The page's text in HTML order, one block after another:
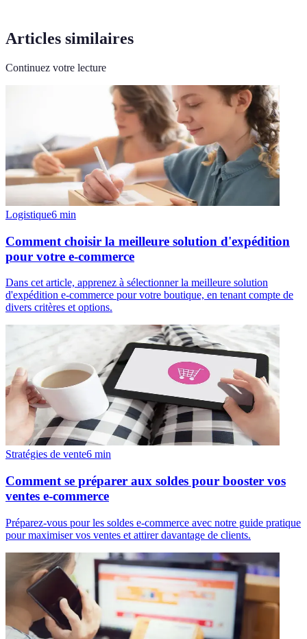
Articles similaires
Continuez votre lecture
Logistique6 min
Comment choisir la meilleure solution d'expédition
pour votre e-commerce
Dans cet article, apprenez à sélectionner la meilleure solution
d'expédition e-commerce pour votre boutique, en tenant compte de
divers critères et options.
Stratégies de vente6 min
Comment se préparer aux soldes pour booster vos
ventes e-commerce
Préparez-vous pour les soldes e-commerce avec notre guide pratique
pour maximiser vos ventes et attirer davantage de clients.